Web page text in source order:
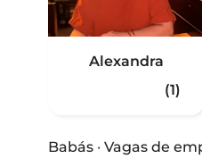
Alexandra
(1)
Babás · Vagas de